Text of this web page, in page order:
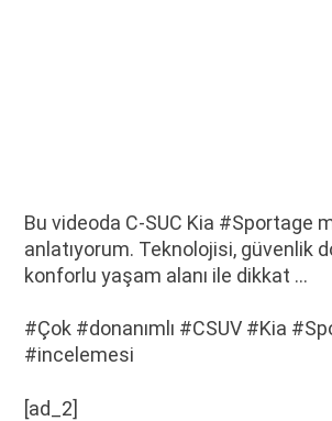
Bu videoda C-SUC Kia #Sportage
anlatıyorum. Teknolojisi, güvenlik
konforlu yaşam alanı ile dikkat …
#Çok #donanımlı #CSUV #Kia
#incelemesi
[ad_2]